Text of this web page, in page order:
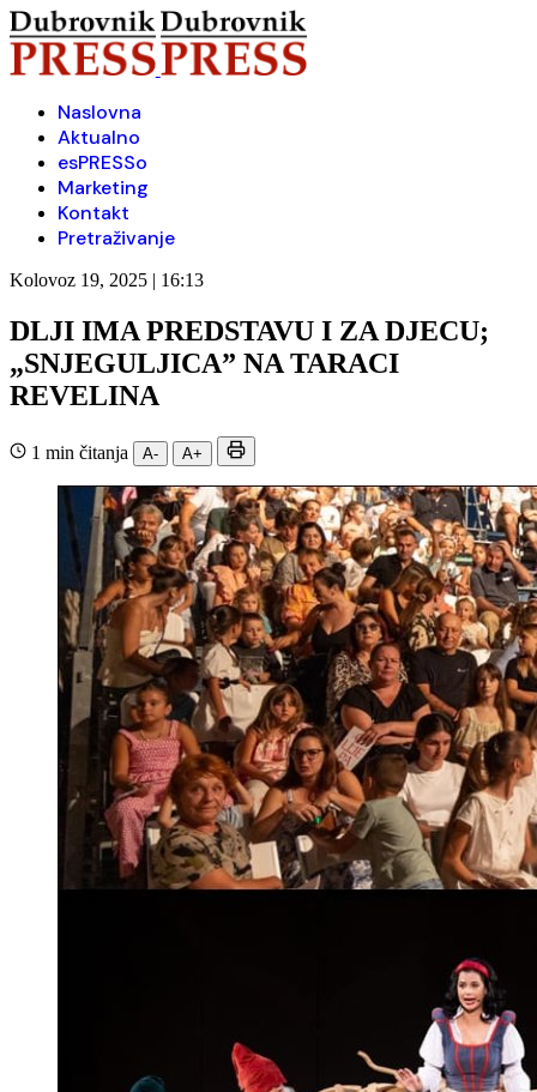
Naslovna
Aktualno
esPRESSo
Marketing
Kontakt
Pretraživanje
Kolovoz 19, 2025 | 16:13
DLJI IMA PREDSTAVU I ZA DJECU;
„SNJEGULJICA” NA TARACI
REVELINA
1 min čitanja A- A+